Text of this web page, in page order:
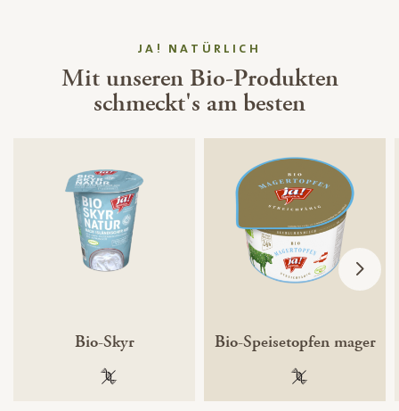
JA! NATÜRLICH
Mit unseren Bio-Produkten
schmeckt's am besten
Bio-Skyr
100 % gentechnikfrei
Bio-Speisetopfen mager
100 %